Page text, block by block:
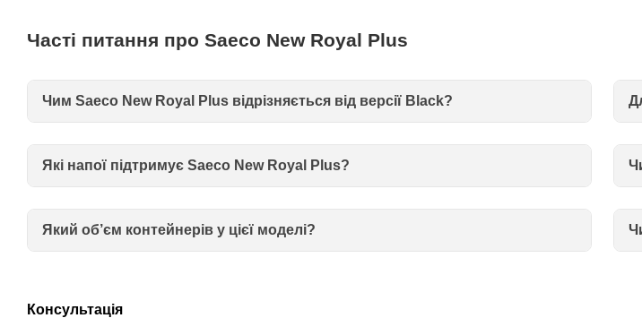
Часті питання про Saeco New Royal Plus
Чим Saeco New Royal Plus відрізняється від версії Black?
Які напої підтримує Saeco New Royal Plus?
Який об’єм контейнерів у цієї моделі?
Консультація